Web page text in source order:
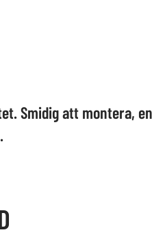
Smidig att montera,